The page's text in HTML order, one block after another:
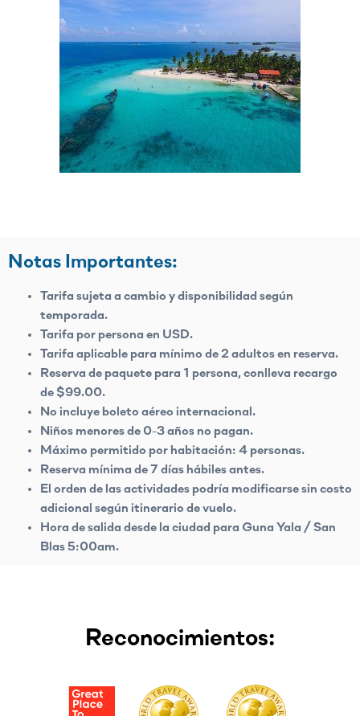
Notas Importantes:
Tarifa sujeta a cambio y disponibilidad según
temporada.
Tarifa por persona en USD.
Tarifa aplicable para mínimo de 2 adultos en reserva.
Reserva de paquete para 1 persona, conlleva recargo
de $99.00.
No incluye boleto aéreo internacional.
Niños menores de 0-3 años no pagan.
Máximo permitido por habitación: 4 personas.
Reserva mínima de 7 días hábiles antes.
El orden de las actividades podría modificarse sin costo
adicional según itinerario de vuelo.
Hora de salida desde la ciudad para Guna Yala / San
Blas 5:00am.
Reconocimientos: